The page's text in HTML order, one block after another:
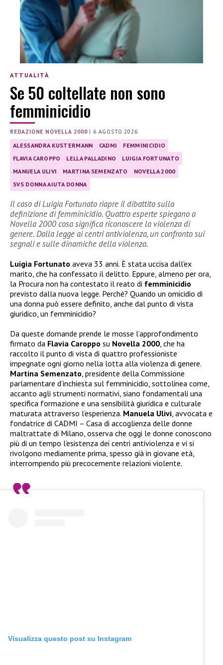
ATTUALITÀ
Se 50 coltellate non sono
femminicidio
REDAZIONE NOVELLA 2000| 6 AGOSTO 2026
ALESSANDRA KUSTERMANN CADMI
FEMMINICIDIO
FLAVIA CAROPPO
LELLA PALLADINO
LUIGIA FORTUNATO
MANUELA ULIVI
MARTINA SEMENZATO
NOVELLA 2000
SVS DONNA AIUTA DONNA
Il caso di Luigia Fortunato riapre il dibattito sulla
definizione di femminicidio. Quattro esperte spiegano a
Novella 2000 cosa significa riconoscere la violenza di
genere. Dalla legge ai centri antiviolenza, un confronto sui
segnali e sulle dinamiche della violenza.
Luigia Fortunato aveva 33 anni. È stata uccisa dall’ex
marito, che ha confessato il delitto. Eppure, almeno per ora,
la Procura non ha contestato il reato di femminicidio
previsto dalla nuova legge. Perché? Quando un omicidio di
una donna può essere definito, anche dal punto di vista
giuridico, un femminicidio?
Da queste domande prende le mosse l’approfondimento
firmato da Flavia Caroppo su Novella 2000, che ha
raccolto il punto di vista di quattro professioniste
impegnate ogni giorno nella lotta alla violenza di genere.
Martina Semenzato, presidente della Commissione
parlamentare d’inchiesta sul femminicidio, sottolinea come,
accanto agli strumenti normativi, siano fondamentali una
specifica formazione e una sensibilità giuridica e culturale
maturata attraverso l’esperienza. Manuela Ulivi, avvocata e
fondatrice di CADMI – Casa di accoglienza delle donne
maltrattate di Milano, osserva che oggi le donne conoscono
più di un tempo l’esistenza dei centri antiviolenza e vi si
rivolgono mediamente prima, spesso già in giovane età,
interrompendo più precocemente relazioni violente.
Visualizza questo post su Instagram